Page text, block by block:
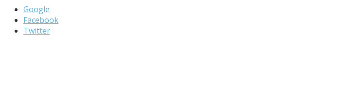
Google
Facebook
Twitter